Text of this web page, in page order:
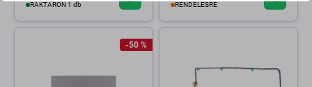
RAKTÁRON 1 db RENDELÉSRE
-50 %